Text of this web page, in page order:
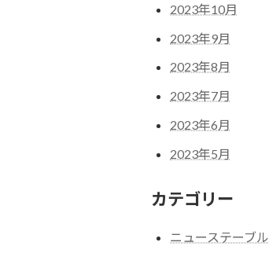
2023年10月
2023年9月
2023年8月
2023年7月
2023年6月
2023年5月
カテゴリー
ニューステーブル